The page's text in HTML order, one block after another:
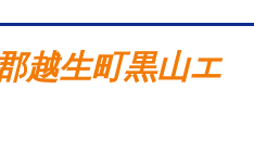
越生町黒山エ